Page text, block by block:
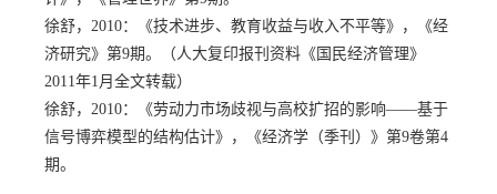
徐舒， 2010：《技术进步、教育收益与收入不平等》，《经
济研究》第9期。（人大复印报刊资料《国民经济管理》
2011年1月全文转载）
徐舒， 2010：《劳动力市场歧视与高校扩招的影响——基于
信号博弈模型的结构估计》，《经济学（季刊）》第9卷第4
期。